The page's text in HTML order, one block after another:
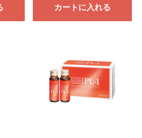
カートに入れる